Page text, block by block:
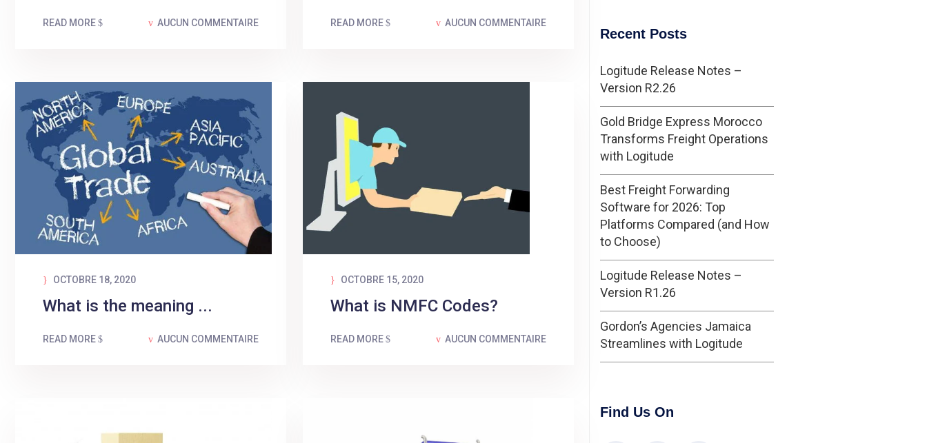
READ MORE AUCUN COMMENTAIRE READ MORE AUCUN COMMENTAIRE
OCTOBRE 18, 2020
What is the meaning ...
READ MORE AUCUN COMMENTAIRE
OCTOBRE 15, 2020
What is NMFC Codes?
READ MORE AUCUN COMMENTAIRE
Recent Posts
Logitude Release Notes –
Version R2.26
Gold Bridge Express Morocco
Transforms Freight Operations
with Logitude
Best Freight Forwarding
Software for 2026: Top
Platforms Compared (and How
to Choose)
Logitude Release Notes –
Version R1.26
Gordon’s Agencies Jamaica
Streamlines with Logitude
Find Us On